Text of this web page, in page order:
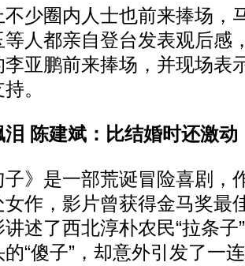
圈内人士也前来捧场，
人都亲自登台发表观后感
亚鹏前来捧场，并现场表
。
陈建斌：比结婚时还激动
是一部荒诞冒险喜剧，
女作，影片曾获得金马奖最
述了西北淳朴农民“拉条子
“傻子”，却意外引发了一